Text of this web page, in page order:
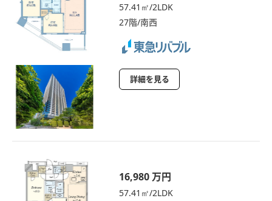
57.41㎡/2LDK
27階/南西
詳細を見る
16,980 万円
57.41㎡/2LDK